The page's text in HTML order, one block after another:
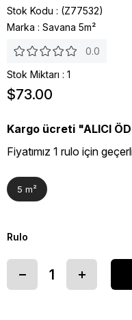
Stok Kodu
(Z77532)
Marka : Savana 5m²
0.0
Stok Miktarı : 1
$73.00
Kargo ücreti "ALICI
Fiyatımız 1 rulo için
5 m²
Rulo